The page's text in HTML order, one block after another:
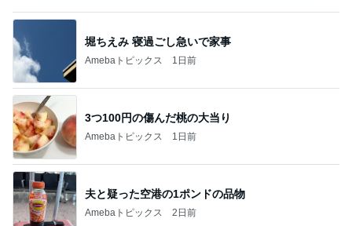
堀ちえみ 寝過ごし急いで家事
Amebaトピックス 1日前
3つ100円の傷んだ桃の大当り
Amebaトピックス 1日前
夫と疑った空港の1ポンドの品物
Amebaトピックス 2日前